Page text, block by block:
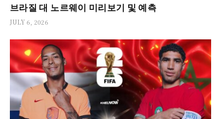
브라질 대 노르웨이 미리보기 및 예측
JULY 6, 2026